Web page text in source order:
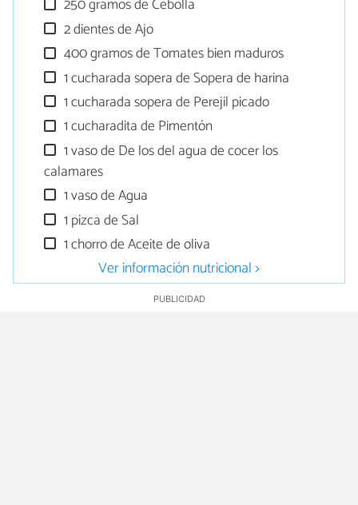
250 gramos de Cebolla
2 dientes de Ajo
400 gramos de Tomates bien maduros
1 cucharada sopera de Sopera de harina
1 cucharada sopera de Perejil picado
1 cucharadita de Pimentón
1 vaso de De los del agua de cocer los
calamares
1 vaso de Agua
1 pizca de Sal
1 chorro de Aceite de oliva
Ver información nutricional >